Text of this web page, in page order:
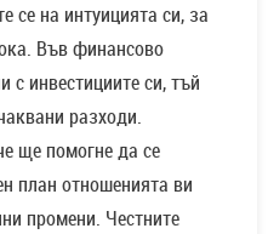
се на интуицията си, за
Във финансово
с инвестициите си, тъй
разходи.
ще помогне да се
план отношенията ви
промени. Честните